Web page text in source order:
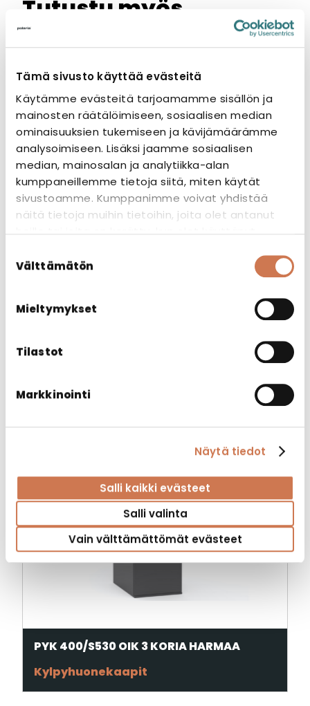
Tämä sivusto käyttää evästeitä
Käytämme evästeitä tarjoamamme sisällön ja
mainosten räätälöimiseen, sosiaalisen median
ominaisuuksien tukemiseen ja kävijämäärämme
analysoimiseen. Lisäksi jaamme sosiaalisen
median, mainosalan ja analytiikka-alan
kumppaneillemme tietoja siitä, miten käytät
sivustoamme. Kumppanimme voivat yhdistää
näitä tietoja muihin tietoihin, joita olet antanut
valinta
Välttämätön
Mieltymykset
Tilastot
Markkinointi
Näytä tiedot
Salli kaikki evästeet
Salli valinta
Vain välttämättömät evästeet
Tutustu myös
PYK 400/S530 OIK 3 KORIA HARMAA
Kylpyhuonekaapit